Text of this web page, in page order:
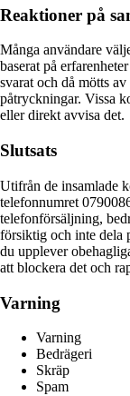
Reaktioner på
Många användare
baserat på
svarat och då mötts
påtryckningar. Vissa
eller direkt avvisa det.
Slutsats
Utifrån de insamlade
telefonnumret
telefonförsäljning,
försiktig och inte dela
du upplever
att blockera det och
Varning
Varning
Bedrägeri
Skräp
Spam